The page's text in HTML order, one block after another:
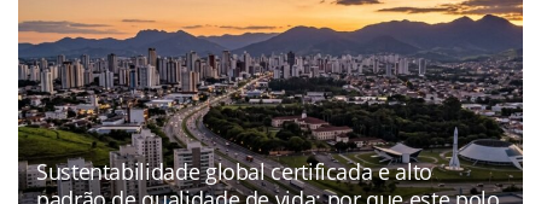
Sustentabilidade global certificada e alto